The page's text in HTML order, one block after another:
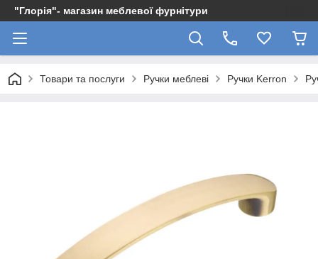
"Глорія"- магазин меблевої фурнітури
Товари та послуги Ручки меблеві Ручки Kerron